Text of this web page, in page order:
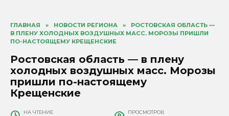
ГЛАВНАЯ » НОВОСТИ РЕГИОНА »
РОСТОВСКАЯ ОБЛАСТЬ —
В ПЛЕНУ ХОЛОДНЫХ ВОЗДУШНЫХ МАСС. МОРОЗЫ ПРИШЛИ
ПО-НАСТОЯЩЕМУ КРЕЩЕНСКИЕ
Ростовская область — в плену
холодных воздушных масс. Морозы
пришли по-настоящему
Крещенские
НА ЧТЕНИЕ ПРОСМОТРОВ